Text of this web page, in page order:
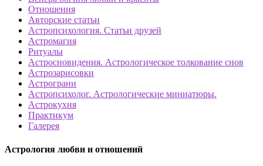
Отношения
Авторские статьи
Астропсихология. Статьи друзей
Астромагия
Ритуалы
Астросновидения. Астрологическое толкование снов
Астрозарисовки
Астрограни
Астропсихолог. Астрологические миниатюры.
Астрокухня
Практикум
Галерея
Астрология любви и отношений